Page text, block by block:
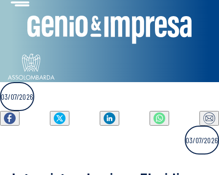
03/07/2026
03/07/2026